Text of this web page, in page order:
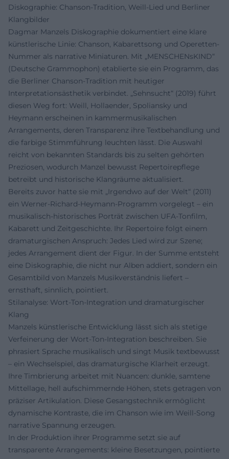
Diskographie: Chanson-Tradition, Weill-Lied und Berliner
Klangbilder
Dagmar Manzels Diskographie dokumentiert eine klare
künstlerische Linie: Chanson, Kabarettsong und Operetten-
Nummer als narrative Miniaturen. Mit „MENSCHENsKIND“
(Deutsche Grammophon) etablierte sie ein Programm, das
die Berliner Chanson-Tradition mit heutiger
Interpretationsästhetik verbindet. „Sehnsucht“ (2019) führt
diesen Weg fort: Weill, Hollaender, Spoliansky und
Heymann erscheinen in kammermusikalischen
Arrangements, deren Transparenz ihre Textbehandlung und
die farbige Stimmführung leuchten lässt. Die Auswahl
reicht von bekannten Standards bis zu selten gehörten
Preziosen, wodurch Manzel bewusst Repertoirepflege
betreibt und historische Klangräume aktualisiert.
Bereits zuvor hatte sie mit „Irgendwo auf der Welt“ (2011)
ein Werner-Richard-Heymann-Programm vorgelegt – ein
musikalisch-historisches Porträt zwischen UFA-Tonfilm,
Kabarett und Zeitgeschichte. Ihr Repertoire folgt einem
dramaturgischen Anspruch: Jedes Lied wird zur Szene;
jedes Arrangement dient der Figur. In der Summe entsteht
eine Diskographie, die nicht nur Alben addiert, sondern ein
Gesamtbild von Manzels Musikverständnis liefert –
ernsthaft, sinnlich, pointiert.
Stilanalyse: Wort-Ton-Integration und dramaturgischer
Klang
Manzels künstlerische Entwicklung lässt sich als stetige
Verfeinerung der Wort-Ton-Integration beschreiben. Sie
phrasiert Sprache musikalisch und singt Musik textbewusst
– ein Wechselspiel, das dramaturgische Klarheit erzeugt.
Ihre Timbrierung arbeitet mit Nuancen: dunkle, samtene
Mittellage, hell aufschimmernde Höhen, stets getragen von
präziser Artikulation. Diese Gesangstechnik ermöglicht
dynamische Kontraste, die im Chanson wie im Weill-Song
narrative Spannung erzeugen.
In der Produktion ihrer Programme setzt sie auf
transparente Arrangements: kleine Besetzungen, pointierte